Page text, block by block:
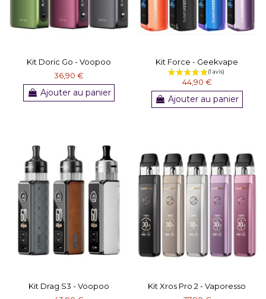
Kit Doric Go - Voopoo
36,90 €
Ajouter au panier
Kit Force - Geekvape
44,90 €
Ajouter au panier
Kit Drag S3 - Voopoo
Kit Xros Pro 2 - Vaporesso